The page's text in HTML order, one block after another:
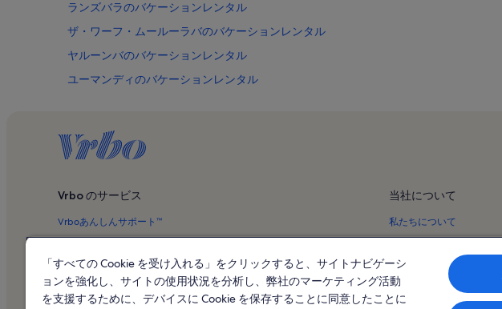
ランズバラのバケーションレンタル
ザ・ワーフ・ムールーラバのバケーションレンタル
ヤルーンバのバケーションレンタル
ユーマンディのバケーションレンタル
マレニーのバケーションレンタル
ワイルドライフ HQ ズーのバケーションレンタル
ムールーラバのバケーションレンタル
マジンバのバケーションレンタル
ムールーラバ ビーチのバケーションレンタル
マークーラのバケーションレンタル
Vrbo のサービス
Vrboあんしんサポート™
ブログ
当社について
私たちについて
利用規約
プライバシーポリシー
「すべての Cookie を受け入れる」をクリックすると、サイトナビゲーシ
ョンを強化し、サイトの使用状況を分析し、弊社のマーケティング活動
を支援するために、デバイスに Cookie を保存することに同意したことに